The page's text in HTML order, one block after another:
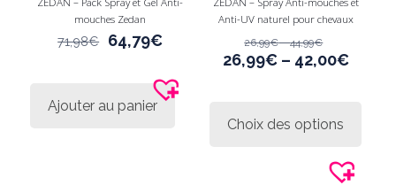
mouches Zedan
71,98€
Le
71,98€.
64,79€Le
est :
64,79€.
Ajouter au panier
Anti-UV naturel pour chevaux
26,99€–44,99€
26,99€– 42,00€
Choix des options